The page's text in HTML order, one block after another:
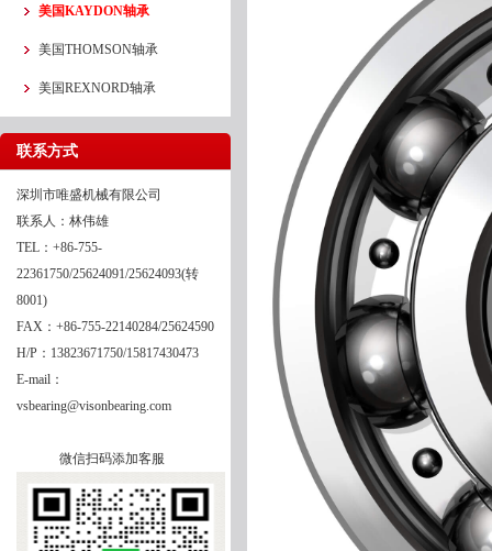
美国KAYDON轴承
美国THOMSON轴承
美国REXNORD轴承
联系方式
深圳市唯盛机械有限公司
联系人：林伟雄
TEL：+86-755-
22361750/25624091/25624093(转
8001)
FAX：+86-755-22140284/25624590
H/P：13823671750/15817430473
E-mail：
vsbearing@visonbearing.com
微信扫码添加客服